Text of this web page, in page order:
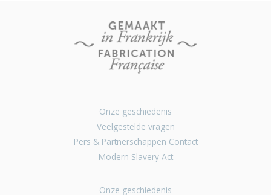
Onze geschiedenis
Veelgestelde vragen
Pers & Partnerschappen Contact
Modern Slavery Act
Onze geschiedenis